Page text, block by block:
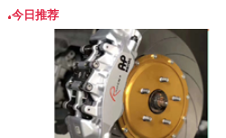
XV、BRZ汽车
今日推荐